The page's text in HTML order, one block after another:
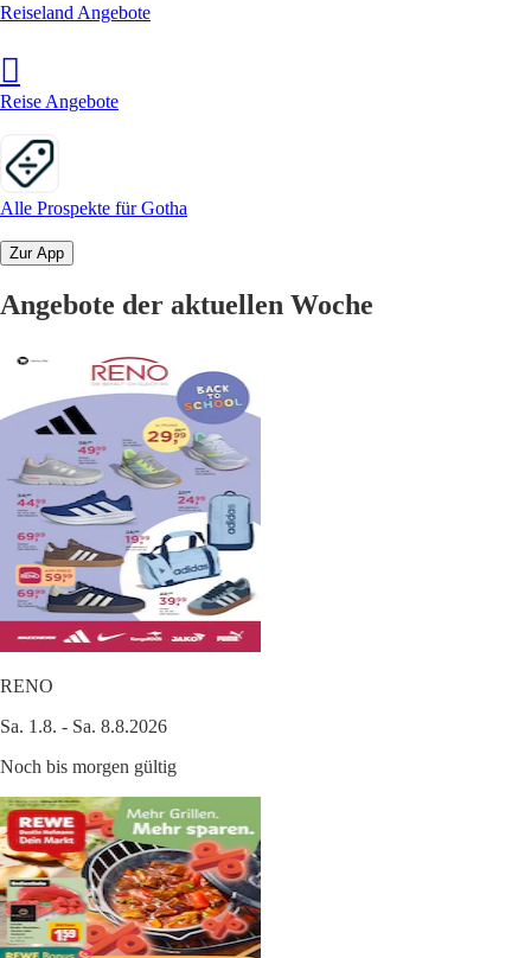
Reiseland Angebote
Reise Angebote
Alle Prospekte für Gotha
Zur App
Angebote der aktuellen Woche
RENO
Sa. 1.8. - Sa. 8.8.2026
Noch bis morgen gültig